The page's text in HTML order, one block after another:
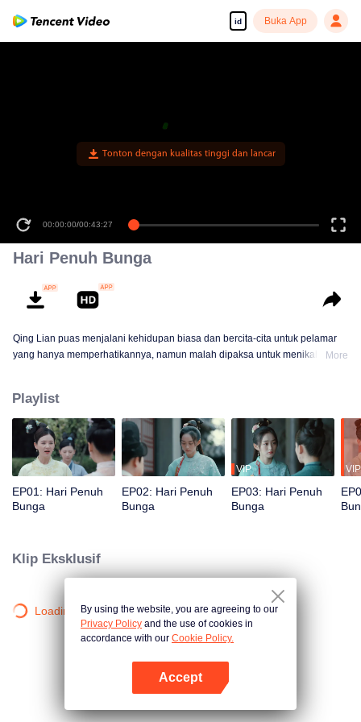
id Buka App
Tonton dengan kualitas tinggi dan lancar
00:00:00/00:43:27
Hari Penuh Bunga
Qing Lian puas menjalani kehidupan biasa dan bercita-cita untuk pelamar
yang hanya memperhatikannya, namun malah dipaksa untuk menikah
dia tunjukkan, dan diam-diam membantunya menavigasi perairan
berbahaya, mendapatkan kasih sayang dan rasa hormatnya dalam proses
More
Playlist
EP01: Hari Penuh
Bunga
EP02: Hari Penuh
Bunga
VIP
EP03: Hari Penuh
Bunga
VIP
Klip Eksklusif
Loading…By using the website, you are agreeing to our
Privacy Policy and the use of cookies in
accordance with our Cookie Policy.
Accept